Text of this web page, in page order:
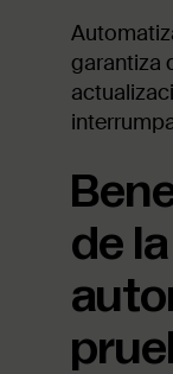
garantiza
de la